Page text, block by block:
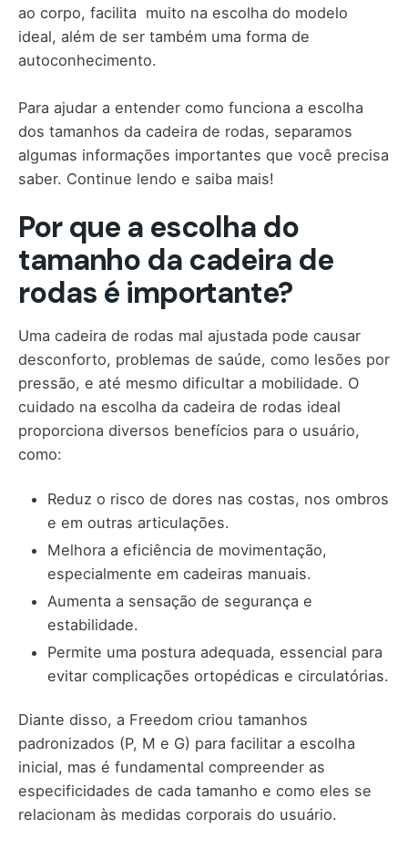
ao corpo, facilita muito na escolha do modelo
ideal, além de ser também uma forma de
autoconhecimento.
Para ajudar a entender como funciona a escolha
dos tamanhos da cadeira de rodas, separamos
algumas informações importantes que você precisa
saber. Continue lendo e saiba mais!
Por que a escolha do
tamanho da cadeira de
rodas é importante?
Uma cadeira de rodas mal ajustada pode causar
desconforto, problemas de saúde, como lesões por
pressão, e até mesmo dificultar a mobilidade. O
cuidado na escolha da cadeira de rodas ideal
proporciona diversos benefícios para o usuário,
como:
Reduz o risco de dores nas costas, nos ombros
e em outras articulações.
Melhora a eficiência de movimentação,
especialmente em cadeiras manuais.
Aumenta a sensação de segurança e
estabilidade.
Permite uma postura adequada, essencial para
evitar complicações ortopédicas e circulatórias.
Diante disso, a Freedom criou tamanhos
padronizados (P, M e G) para facilitar a escolha
inicial, mas é fundamental compreender as
especificidades de cada tamanho e como eles se
relacionam às medidas corporais do usuário.